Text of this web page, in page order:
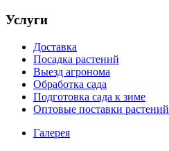
Услуги
Доставка
Посадка растений
Выезд агронома
Обработка сада
Подготовка сада к зиме
Оптовые поставки растений
Галерея